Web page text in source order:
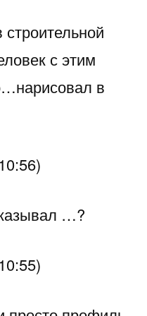
с этим
в
…?